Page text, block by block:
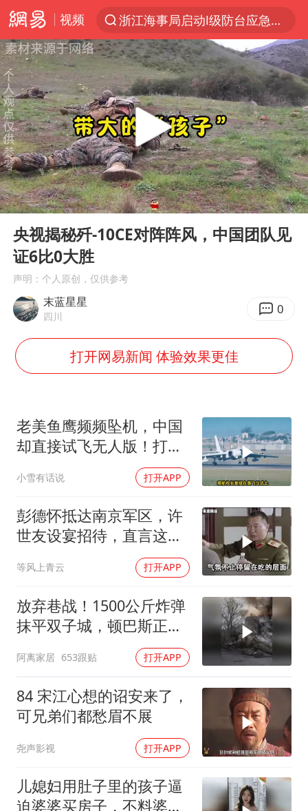
视频
浙江海事局启动Ⅰ级防台应急响应
“电影+”如何激发千亿级消费新活力？
泰国初中生饮弹自尽前开了26枪
河南南阳低保户为何背上40万元贷款
预计“白海豚”明晚将在浙江舟山到福建福鼎一带沿海登陆
用AI造出新病毒意味着什么
美股创4月份以来最大单周涨幅
实时追踪台风白海豚
俄黑客称掌握北约直接参与袭俄证据
光伏八巨头签署“不低于成本价”倡议
泰国校园枪击事件已致8死30余伤
浙江台州：市民非必要不外出
“中国蔬菜之乡”最高温达41.8℃
2名小孩玩手机低头幅度近乎折叠
美参院通过一项对俄能源领域制裁法案
夯实基础开新局
Play
00:00 04:10
央视揭秘歼-10CE对阵阵风，中国团队见
证6比0大胜
声明：个人原创，仅供参考
末蓝星星
四川 0
打开网易新闻 体验效果更佳
老美鱼鹰频频坠机，中国
却直接试飞无人版！打着
民用旗号暗藏军备底牌
小雪有话说 打开APP
彭德怀抵达南京军区，许
世友设宴招待，直言这是
等风上青云 打开APP
放弃巷战！1500公斤炸弹
抹平双子城，顿巴斯正变
阿离家居 653跟贴 打开APP
84 宋江心想的诏安来了，
可兄弟们都愁眉不展
尧声影视 打开APP
儿媳妇用肚子里的孩子逼
迫婆婆买房子，不料婆婆